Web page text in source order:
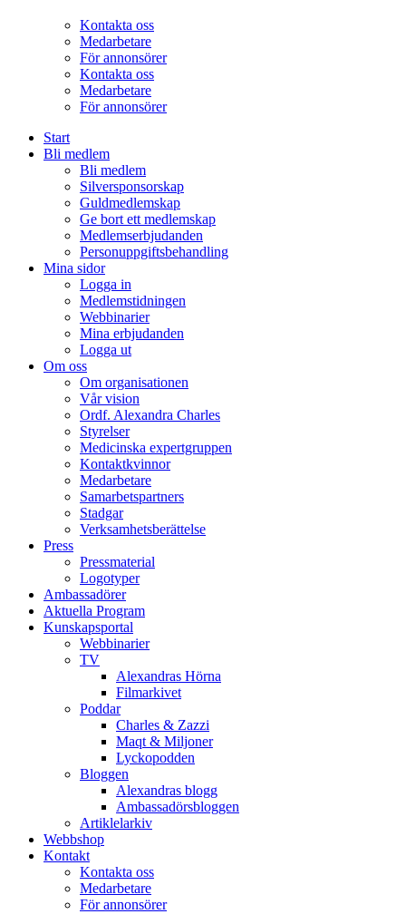
Kontakta oss
Medarbetare
För annonsörer
Kontakta oss
Medarbetare
För annonsörer
Start
Bli medlem
Bli medlem
Silversponsorskap
Guldmedlemskap
Ge bort ett medlemskap
Medlemserbjudanden
Personuppgiftsbehandling
Mina sidor
Logga in
Medlemstidningen
Webbinarier
Mina erbjudanden
Logga ut
Om oss
Om organisationen
Vår vision
Ordf. Alexandra Charles
Styrelser
Medicinska expertgruppen
Kontaktkvinnor
Medarbetare
Samarbetspartners
Stadgar
Verksamhetsberättelse
Press
Pressmaterial
Logotyper
Ambassadörer
Aktuella Program
Kunskapsportal
Webbinarier
TV
Alexandras Hörna
Filmarkivet
Poddar
Charles & Zazzi
Maqt & Miljoner
Lyckopodden
Bloggen
Alexandras blogg
Ambassadörsbloggen
Artiklelarkiv
Webbshop
Kontakt
Kontakta oss
Medarbetare
För annonsörer